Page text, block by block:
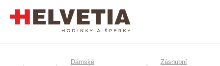
Dámské
Zásnubní